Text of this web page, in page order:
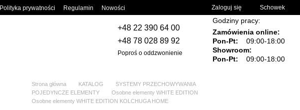
Polityka prywatności Regulamin Nowości Zaloguj się Schowek
+48 22 390 64 00
+48 78 028 89 92
Poproś o oddzwonienie
Godziny pracy:
Zamówienia online:
Pon-Pt:
09:00-18:00
Showroom:
Pon-Pt:
09:00-18:00
Strona główna KATALOG
SYSTEMY PRZECHOWYWANIA
POJEDYNCZE ELEMENTY
Osobne elementy WHITE EDITION
Osobne elementy WHITE EDITION KOLCHUGA HOME